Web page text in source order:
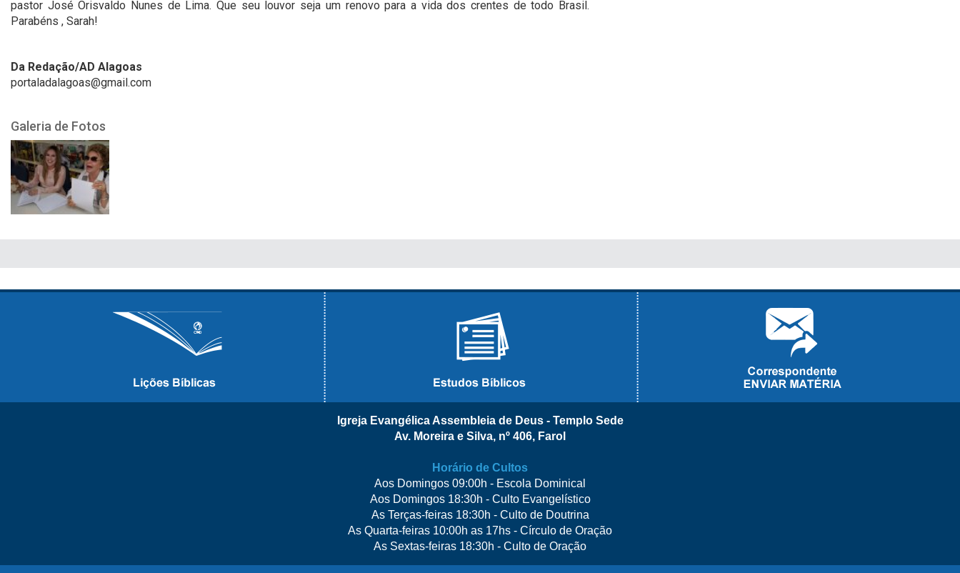
pastor José Orisvaldo Nunes de Lima. Que seu louvor seja um renovo para a vida dos crentes de todo Brasil.
Parabéns , Sarah!
Da Redação/AD Alagoas
portaladalagoas@gmail.com
Galeria de Fotos
Igreja Evangélica Assembleia de Deus - Templo Sede
Av. Moreira e Silva, nº 406, Farol
Horário de Cultos
Aos Domingos 09:00h - Escola Dominical
Aos Domingos 18:30h - Culto Evangelístico
As Terças-feiras 18:30h - Culto de Doutrina
As Quarta-feiras 10:00h as 17hs - Círculo de Oração
As Sextas-feiras 18:30h - Culto de Oração